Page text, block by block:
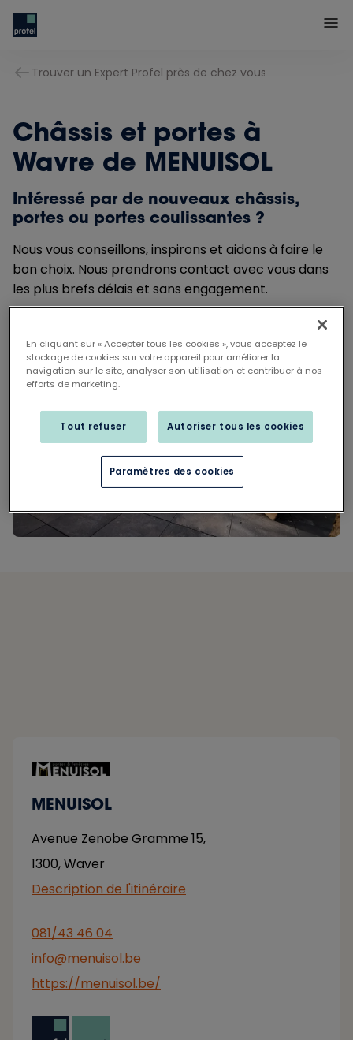
Trouver un Expert Profel près de chez vous
Châssis et portes à
Wavre de MENUISOL
Intéressé par de nouveaux châssis,
portes ou portes coulissantes ?
Nous vous conseillons, inspirons et aidons à faire le
bon choix. Nous prendrons contact avec vous dans
les plus brefs délais et sans engagement.
MENUISOL
Avenue Zenobe Gramme 15,
1300,Waver
Description de l'itinéraire
081/43 46 04
info@menuisol.be
https://menuisol.be/
En cliquant sur « Accepter tous les cookies », vous acceptez le
stockage de cookies sur votre appareil pour améliorer la
navigation sur le site, analyser son utilisation et contribuer à nos
efforts de marketing.
Tout refuser Autoriser tous les cookies
Paramètres des cookies